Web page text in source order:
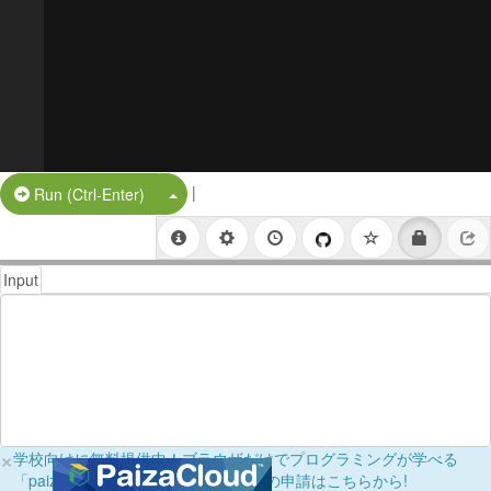
Run (Ctrl-Enter) Split Button!
|
Input
×学校向けに無料提供中！ブラウザだけでプログラミングが学べる
「paizaラーニング学校フリーパス」の申請はこちらから!